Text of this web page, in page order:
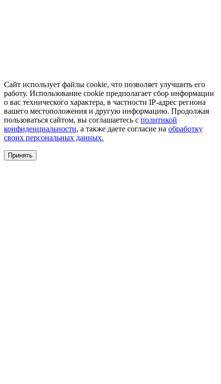
Сайт использует файлы cookie, что позволяет улучшить его
работу. Использование cookie предполагает сбор информации
о вас технического характера, в частности IP-адрес региона
вашего местоположения и другую информацию. Продолжая
пользоваться сайтом, вы соглашаетесь с политикой
конфиденциальности, а также даете согласие на обработку
своих персональных данных.
Принять